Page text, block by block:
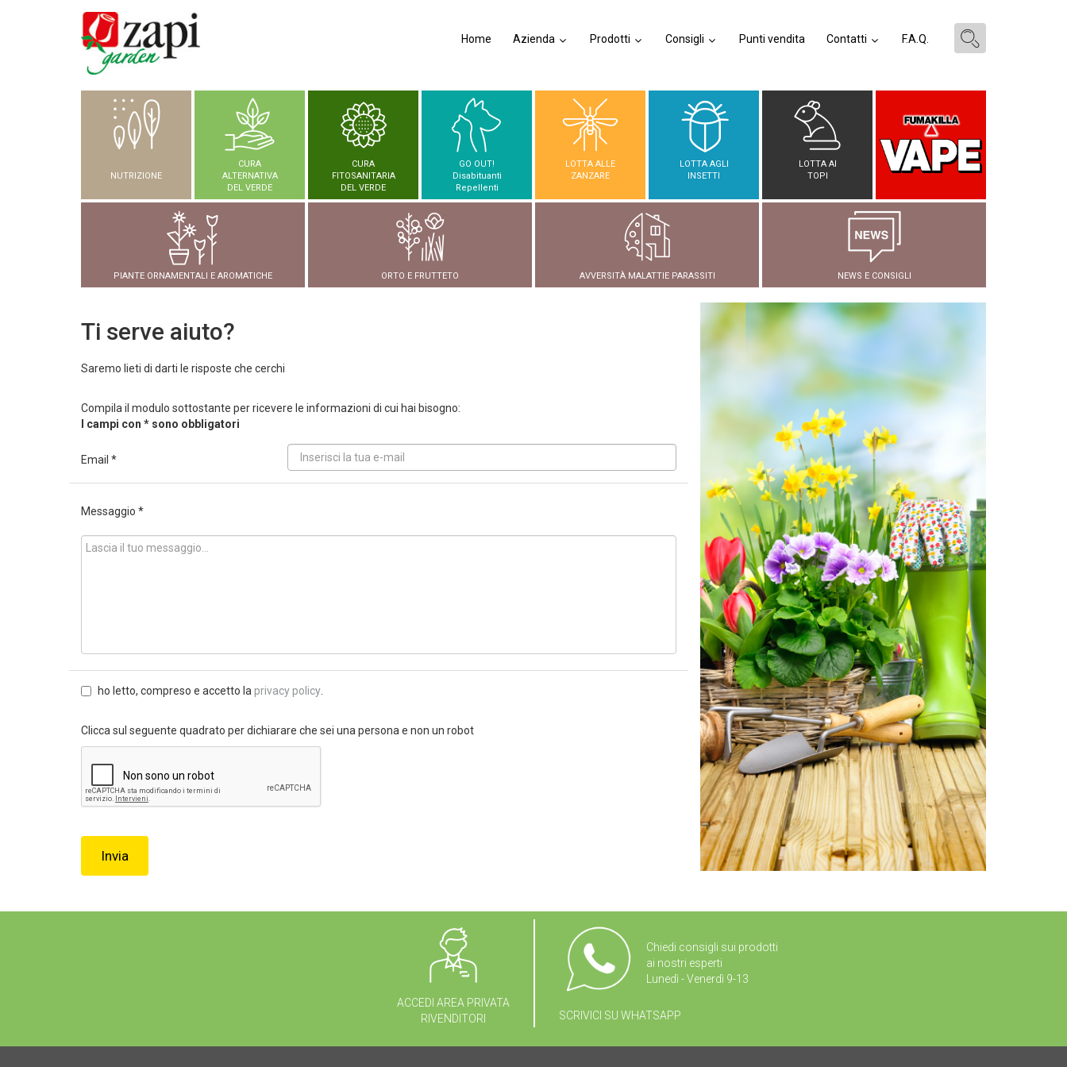
Home Azienda Prodotti Consigli Punti vendita Contatti F.A.Q.
NUTRIZIONE
CURA
ALTERNATIVA
DEL VERDE
CURA
FITOSANITARIA
DEL VERDE
GO OUT!
Disabituanti
Repellenti
LOTTA ALLE
ZANZARE
LOTTA AGLI
INSETTI
LOTTA AI
TOPI
PIANTE ORNAMENTALI E AROMATICHE ORTO E FRUTTETO AVVERSITÀ MALATTIE PARASSITI NEWS E CONSIGLI
Ti serve aiuto?
Saremo lieti di darti le risposte che cerchi
Compila il modulo sottostante per ricevere le informazioni di cui hai bisogno:
I campi con * sono obbligatori
Email *
Messaggio *
ho letto, compreso e accetto laprivacy policy.
Clicca sul seguente quadrato per dichiarare che sei una persona e non un robot
ACCEDI AREA PRIVATA
RIVENDITORI
Chiedi consigli sui prodotti
ai nostri esperti
Lunedì - Venerdì 9-13
SCRIVICI SU WHATSAPP